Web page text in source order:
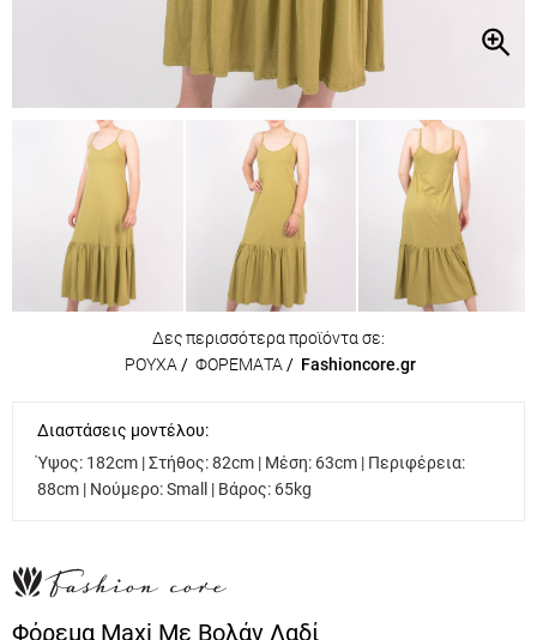
Δες περισσότερα προϊόντα σε:
ΡΟΥΧΑ / ΦΟΡΕΜΑΤΑ / Fashioncore.gr
Διαστάσεις μοντέλου:
Ύψος: 182cm | Στήθος: 82cm | Μέση: 63cm | Περιφέρεια:
88cm | Νούμερο: Small | Βάρος: 65kg
Φόρεμα Maxi Με Βολάν Λαδί